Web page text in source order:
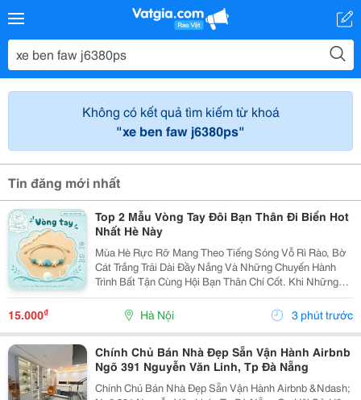
Không có kết quả tìm kiếm từ khoá
"xe ben faw j6380ps"
Tin đăng mới nhất
Top 2 Mẫu Vòng Tay Đôi Bạn Thân Đi Biển Hot
Nhất Hè Này
Mùa Hè Rực Rỡ Mang Theo Tiếng Sóng Vỗ Rì Rào, Bờ
Cát Trắng Trải Dài Đầy Nắng Và Những Chuyến Hành
Trình Bất Tận Cùng Hội Bạn Thân Chí Cốt. Khi Những
Chiếc Vali Bắt Đầu Được Lấp Đầy Bởi Những Bộ Bikini
Rực Rỡ, Những Chiếc Váy Maxi Thướt Tha Hay
Những...
15.000₫ Hà Nội 3 phút trước
Chính Chủ Bán Nhà Đẹp Sẵn Vận Hành Airbnb
Ngõ 391 Nguyễn Văn Linh, Tp Đà Nẵng
Chính Chủ Bán Nhà Đẹp Sẵn Vận Hành Airbnb &Ndash;